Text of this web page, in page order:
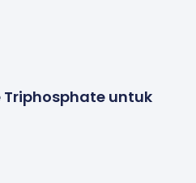
untuk